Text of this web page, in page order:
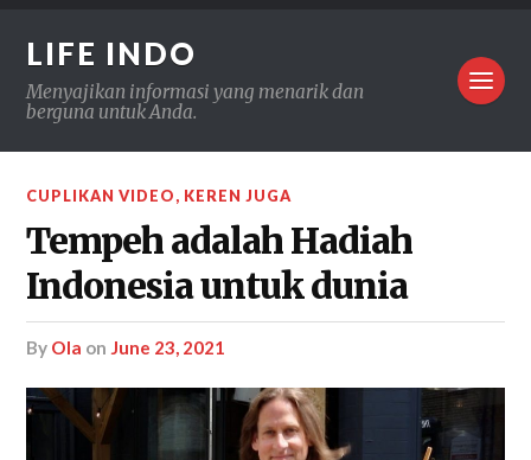
LIFE INDO
Menyajikan informasi yang menarik dan
berguna untuk Anda.
CUPLIKAN VIDEO, KEREN JUGA
Tempeh adalah Hadiah
Indonesia untuk dunia
by Ola on June 23, 2021